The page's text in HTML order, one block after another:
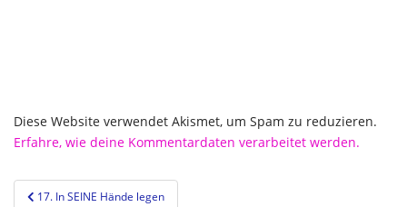
Diese Website verwendet Akismet, um Spam zu reduzieren.
Erfahre, wie deine Kommentardaten verarbeitet werden.
Beitragsnavigation
17. In SEINE Hände legen